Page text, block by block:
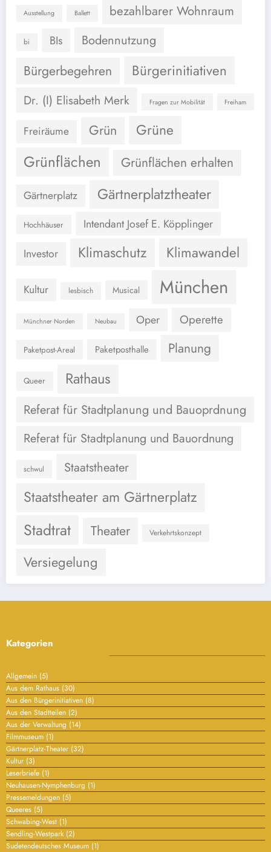
Ausstellung Ballett bezahlbarer Wohnraum
bi BIs Bodennutzung
Bürgerbegehren Bürgerinitiativen
Dr. (I) Elisabeth Merk Fragen zur Mobilität Freiham
Freiräume Grün Grüne
Grünflächen Grünflächen erhalten
Gärtnerplatz Gärtnerplatztheater
Hochhäuser
Intendant Josef E. Köpplinger
Investor
Klimaschutz Klimawandel
Kultur lesbisch Musical München
Münchner Norden Neubau Oper Operette
Paketpost-Areal Paketposthalle Planung
Queer Rathaus
Referat für Stadtplanung und Bauoprdnung
Referat für Stadtplanung und Bauordnung
schwul Staatstheater
Staatstheater am Gärtnerplatz
Stadtrat Theater Verkehrtskonzept
Versiegelung
Kategorien
Allgemein (5)
Aus dem Rathaus (30)
Aus den Bürgerinitiativen (8)
Aus den Stadtteilen (2)
Aus der Verwaltung (14)
Filmmuseum (1)
Gärtnerplatz-Theater (32)
Kultur (3)
Leserbriefe (1)
Neuhausen-Nymphenburg (1)
Pressemeldungen (5)
Queeres (5)
Schwabing-West (1)
Sendling-Westpark (2)
Sudetendeutsches Museum (1)